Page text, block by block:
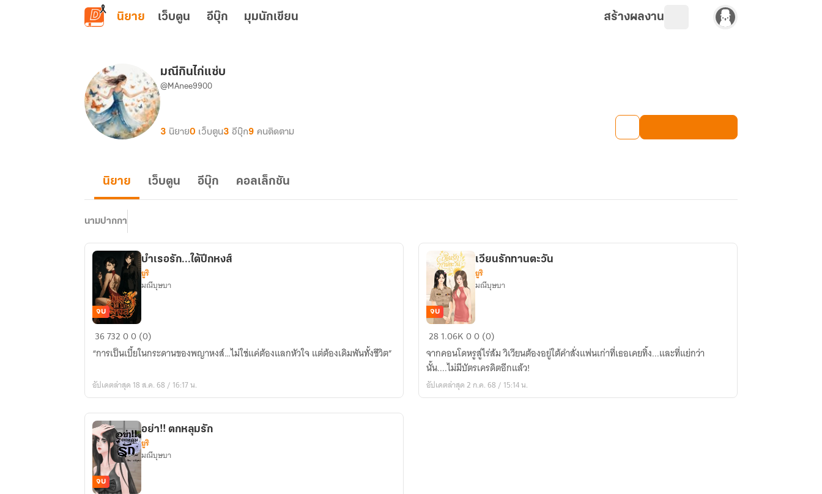
ข้ามไปยังเนื้อหาหลัก
นิยาย เว็บตูน อีบุ๊ก มุมนักเขียน สร้างผลงาน
มณีกินไก่แซ่บ
@MAnee9900
3 นิยาย0 เว็บตูน3 อีบุ๊ก9 คนติดตาม
นิยาย เว็บตูน อีบุ๊ก คอลเล็กชัน
นามปากกา
บำเรอ
รัก...ใต้
ปีก
จบ
บำเรอรัก...ใต้ปีกหงส์
ยูริ
มณีบุษบา
3673200 (0)
“การเป็นเบี้ยในกระดานของพญาหงส์…ไม่ใช่แค่ต้องแลกหัวใจ แต่ต้องเดิมพันทั้งชีวิต”
อัปเดตล่าสุด 18 ส.ค. 68 / 16:17 น.
เวียน
ทานตะวัน
จบ
เวียนรักทานตะวัน
ยูริ
มณีบุษบา
281.06K00 (0)
จากคอนโดหรูสู่ไร่ส้ม วิเวียนต้องอยู่ใต้คำสั่งแฟนเก่าที่เธอเคยทิ้ง...และที่แย่กว่า
นั้น....ไม่มีบัตรเครดิตอีกแล้ว!
อัปเดตล่าสุด 2 ก.ค. 68 / 15:14 น.
จบ
อย่า!! ตกหลุมรัก
ยูริ
มณีบุษบา